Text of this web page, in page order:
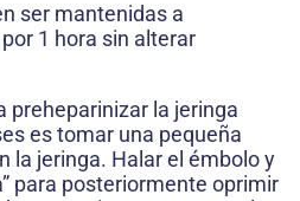
ser mantenidas a
1 hora sin alterar
preheparinizar la jeringa
es tomar una pequeña
la jeringa. Halar el émbolo y
para posteriormente oprimir